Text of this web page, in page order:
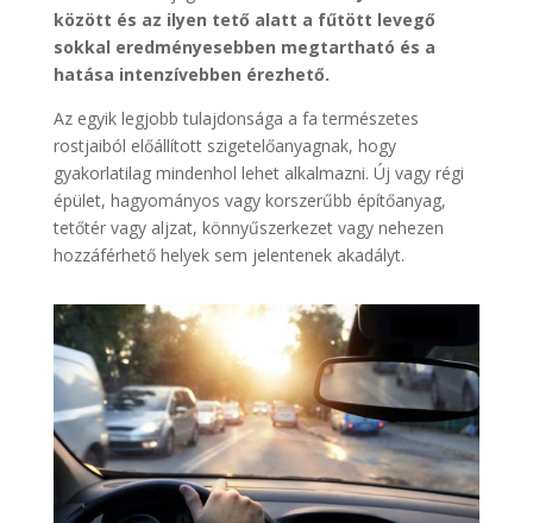
között és az ilyen tető alatt a fűtött levegő
sokkal eredményesebben megtartható és a
hatása intenzívebben érezhető.
Az egyik legjobb tulajdonsága a fa természetes
rostjaiból előállított szigetelőanyagnak, hogy
gyakorlatilag mindenhol lehet alkalmazni. Új vagy régi
épület, hagyományos vagy korszerűbb építőanyag,
tetőtér vagy aljzat, könnyűszerkezet vagy nehezen
hozzáférhető helyek sem jelentenek akadályt.